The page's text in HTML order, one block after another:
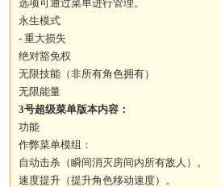
选项可通过菜单进行管理。
永生模式
- 重大损失
绝对豁免权
无限技能（非所有角色拥有）
无限能量
3号超级菜单版本内容：
功能
作弊菜单模组：
自动击杀（瞬间消灭房间内所有敌人）。
速度提升（提升角色移动速度）。